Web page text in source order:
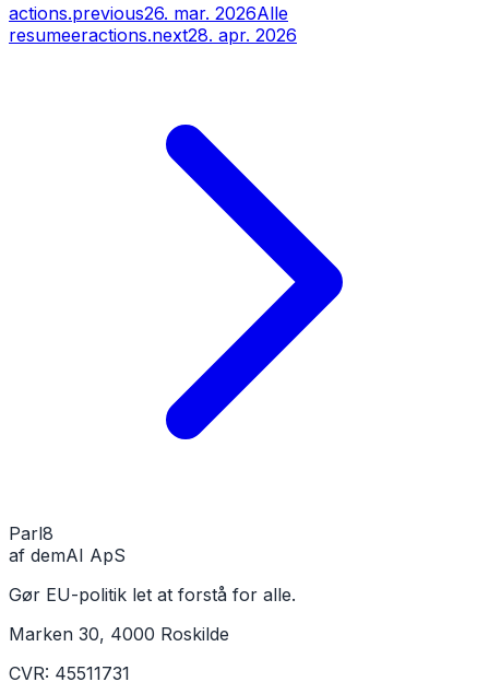
actions.previous26. mar. 2026Alle
resumeeractions.next28. apr. 2026
Parl8
af demAI ApS
Gør EU-politik let at forstå for alle.
Marken 30, 4000 Roskilde
CVR: 45511731